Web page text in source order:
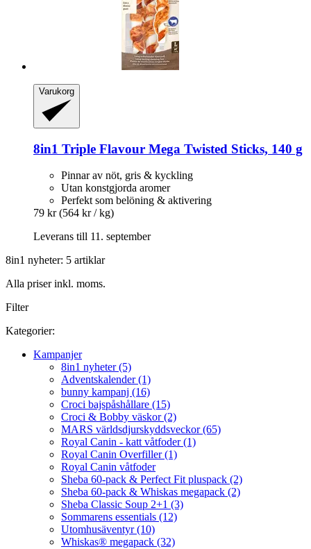
Varukorg
8in1 Triple Flavour Mega Twisted Sticks, 140 g
Pinnar av nöt, gris & kyckling
Utan konstgjorda aromer
Perfekt som belöning & aktivering
79 kr (564 kr / kg)
Leverans till 11. september
8in1 nyheter: 5 artiklar
Alla priser inkl. moms.
Filter
Kategorier:
Kampanjer
8in1 nyheter (5)
Adventskalender (1)
bunny kampanj (16)
Croci bajspåshållare (15)
Croci & Bobby väskor (2)
MARS världsdjurskyddsveckor (65)
Royal Canin - katt våtfoder (1)
Royal Canin Overfiller (1)
Royal Canin våtfoder
Sheba 60-pack & Perfect Fit pluspack (2)
Sheba 60-pack & Whiskas megapack (2)
Sheba Classic Soup 2+1 (3)
Sommarens essentials (12)
Utomhusäventyr (10)
Whiskas® megapack (32)